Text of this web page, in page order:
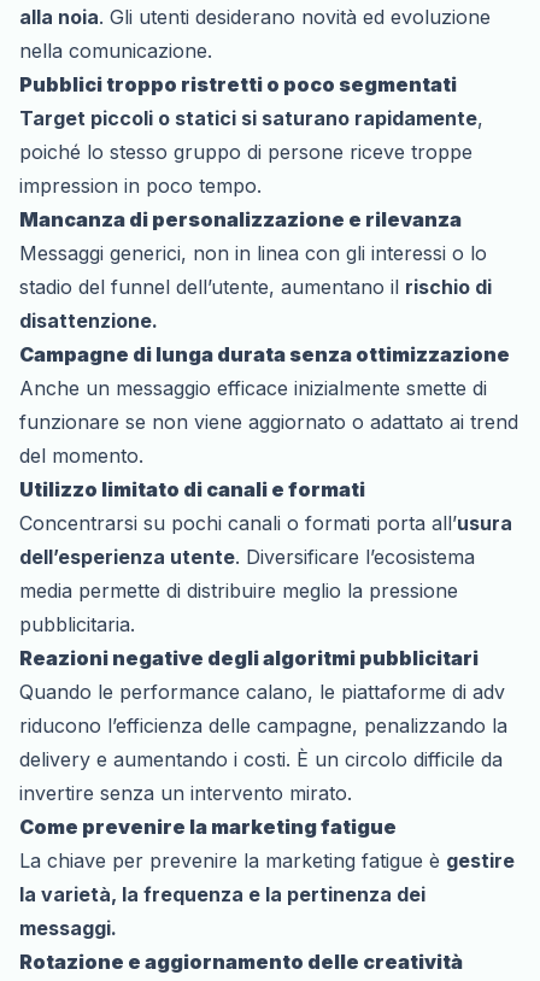
alla noia. Gli utenti desiderano novità ed evoluzione
nella comunicazione.
Pubblici troppo ristretti o poco segmentati
Target piccoli o statici si saturano rapidamente,
poiché lo stesso gruppo di persone riceve troppe
impression in poco tempo.
Mancanza di personalizzazione e rilevanza
Messaggi generici, non in linea con gli interessi o lo
stadio del funnel dell’utente, aumentano il rischio di
disattenzione.
Campagne di lunga durata senza ottimizzazione
Anche un messaggio efficace inizialmente smette di
funzionare se non viene aggiornato o adattato ai trend
del momento.
Utilizzo limitato di canali e formati
Concentrarsi su pochi canali o formati porta all’usura
dell’esperienza utente. Diversificare l’ecosistema
media permette di distribuire meglio la pressione
pubblicitaria.
Reazioni negative degli algoritmi pubblicitari
Quando le performance calano, le piattaforme di adv
riducono l’efficienza delle campagne, penalizzando la
delivery e aumentando i costi. È un circolo difficile da
invertire senza un intervento mirato.
Come prevenire la marketing fatigue
La chiave per prevenire la marketing fatigue è gestire
la varietà, la frequenza e la pertinenza dei
messaggi.
Rotazione e aggiornamento delle creatività